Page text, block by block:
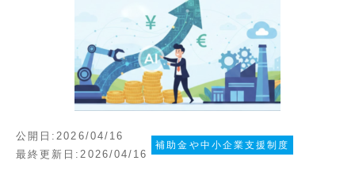
公開日:2026/04/16
最終更新日:2026/04/16
補助金や中小企業支援制度